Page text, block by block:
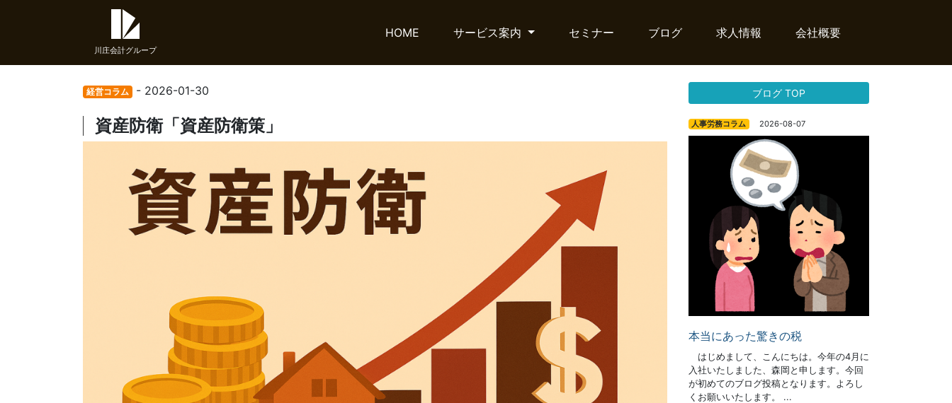
川庄会計グループ
HOME サービス案内 セミナー ブログ 求人情報 会社概要
経営コラム - 2026-01-30
資産防衛「資産防衛策」
ブログ TOP
人事労務コラム 2026-08-07
本当にあった驚きの税
はじめまして、こんにちは。今年の4月に
入社いたしました、森岡と申します。今回
が初めてのブログ投稿となります。よろし
くお願いいたします。 ...